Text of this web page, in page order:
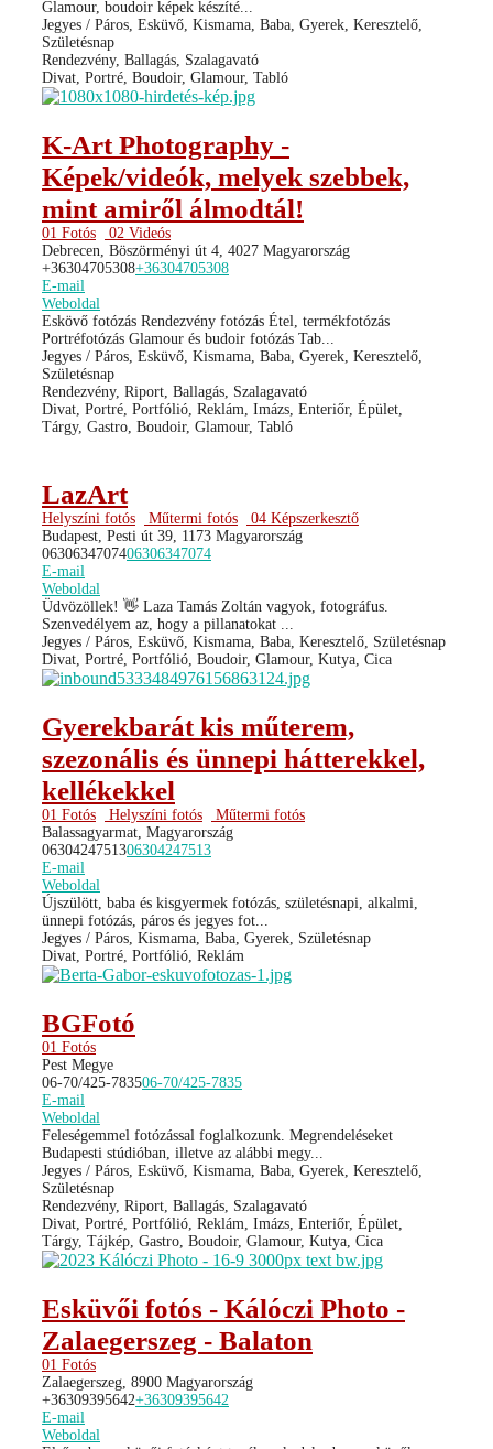
Glamour, boudoir képek készíté...
Jegyes / Páros, Esküvő, Kismama, Baba, Gyerek, Keresztelő,
Születésnap
Rendezvény, Ballagás, Szalagavató
Divat, Portré, Boudoir, Glamour, Tabló
K-Art Photography -
Képek/videók, melyek szebbek,
mint amiről álmodtál!
01 Fotós
02 Videós
Debrecen, Böszörményi út 4, 4027 Magyarország
+36304705308+36304705308
E-mail
Weboldal
Eskövő fotózás Rendezvény fotózás Étel, termékfotózás
Portréfotózás Glamour és budoir fotózás Tab...
Jegyes / Páros, Esküvő, Kismama, Baba, Gyerek, Keresztelő,
Születésnap
Rendezvény, Riport, Ballagás, Szalagavató
Divat, Portré, Portfólió, Reklám, Imázs, Enteriőr, Épület,
Tárgy, Gastro, Boudoir, Glamour, Tabló
LazArt
Helyszíni fotós Műtermi fotós
04 Képszerkesztő
Budapest, Pesti út 39, 1173 Magyarország
0630634707406306347074
E-mail
Weboldal
Üdvözöllek! 👋 Laza Tamás Zoltán vagyok, fotográfus.
Szenvedélyem az, hogy a pillanatokat ...
Jegyes / Páros, Esküvő, Kismama, Baba, Keresztelő, Születésnap
Divat, Portré, Portfólió, Boudoir, Glamour, Kutya, Cica
Gyerekbarát kis műterem,
szezonális és ünnepi hátterekkel,
kellékekkel
01 Fotós Helyszíni fotós
Műtermi fotós
Balassagyarmat, Magyarország
0630424751306304247513
E-mail
Weboldal
Újszülött, baba és kisgyermek fotózás, születésnapi, alkalmi,
ünnepi fotózás, páros és jegyes fot...
Jegyes / Páros, Kismama, Baba, Gyerek, Születésnap
Divat, Portré, Portfólió, Reklám
BGFotó
01 Fotós
Pest Megye
06-70/425-783506-70/425-7835
E-mail
Weboldal
Feleségemmel fotózással foglalkozunk. Megrendeléseket
Budapesti stúdióban, illetve az alábbi megy...
Jegyes / Páros, Esküvő, Kismama, Baba, Gyerek, Keresztelő,
Születésnap
Rendezvény, Riport, Ballagás, Szalagavató
Divat, Portré, Portfólió, Reklám, Imázs, Enteriőr, Épület,
Tárgy, Tájkép, Gastro, Boudoir, Glamour, Kutya, Cica
Esküvői fotós - Kálóczi Photo -
Zalaegerszeg - Balaton
01 Fotós
Zalaegerszeg, 8900 Magyarország
+36309395642+36309395642
E-mail
Weboldal